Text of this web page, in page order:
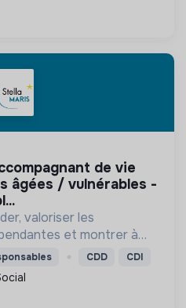
âgées / vulnérables -
valoriser les
et montrer à
soit l'âge, l'état de
dignité est toujours
CDD CDI